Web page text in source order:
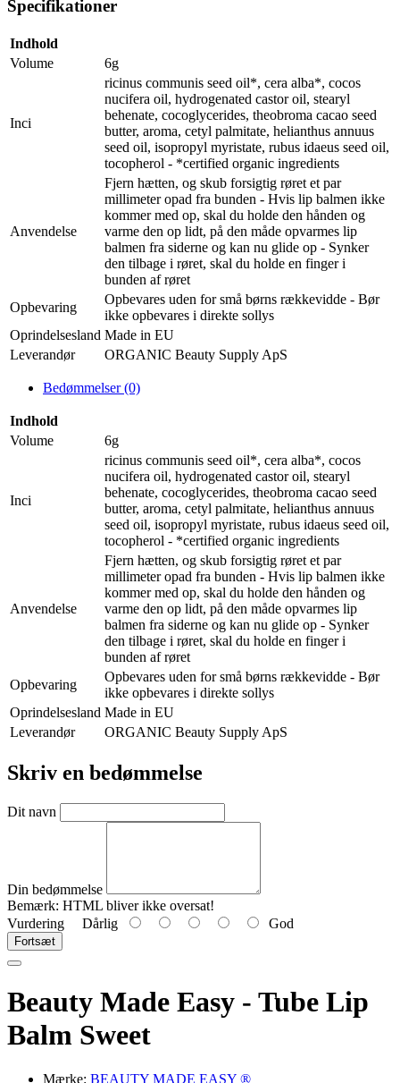
Specifikationer
Indhold
Volume
6g
Inci
ricinus communis seed oil*, cera alba*, cocos
nucifera oil, hydrogenated castor oil, stearyl
behenate, cocoglycerides, theobroma cacao seed
butter, aroma, cetyl palmitate, helianthus annuus
seed oil, isopropyl myristate, rubus idaeus seed oil,
tocopherol - *certified organic ingredients
Anvendelse
Fjern hætten, og skub forsigtig røret et par
millimeter opad fra bunden - Hvis lip balmen ikke
kommer med op, skal du holde den hånden og
varme den op lidt, på den måde opvarmes lip
balmen fra siderne og kan nu glide op - Synker
den tilbage i røret, skal du holde en finger i
bunden af røret
Opbevaring
Opbevares uden for små børns rækkevidde - Bør
ikke opbevares i direkte sollys
Oprindelsesland Made in EU
Leverandør
ORGANIC Beauty Supply ApS
Bedømmelser (0)
Indhold
Volume
6g
Inci
ricinus communis seed oil*, cera alba*, cocos
nucifera oil, hydrogenated castor oil, stearyl
behenate, cocoglycerides, theobroma cacao seed
butter, aroma, cetyl palmitate, helianthus annuus
seed oil, isopropyl myristate, rubus idaeus seed oil,
tocopherol - *certified organic ingredients
Anvendelse
Fjern hætten, og skub forsigtig røret et par
millimeter opad fra bunden - Hvis lip balmen ikke
kommer med op, skal du holde den hånden og
varme den op lidt, på den måde opvarmes lip
balmen fra siderne og kan nu glide op - Synker
den tilbage i røret, skal du holde en finger i
bunden af røret
Opbevaring
Opbevares uden for små børns rækkevidde - Bør
ikke opbevares i direkte sollys
Oprindelsesland Made in EU
Leverandør
ORGANIC Beauty Supply ApS
Skriv en bedømmelse
Dit navn
Din bedømmelse
Bemærk: HTML bliver ikke oversat!
Vurdering Dårlig God
Fortsæt
Beauty Made Easy - Tube Lip
Balm Sweet
Mærke: BEAUTY MADE EASY ®